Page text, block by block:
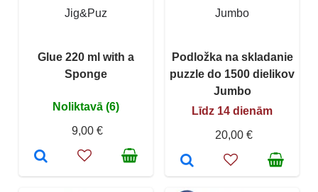
Jig&Puz
Glue 220 ml with a
Sponge
Noliktavā (6)
9,00 €
Jumbo
Podložka na skladanie
puzzle do 1500 dielikov
Jumbo
Līdz 14 dienām
20,00 €